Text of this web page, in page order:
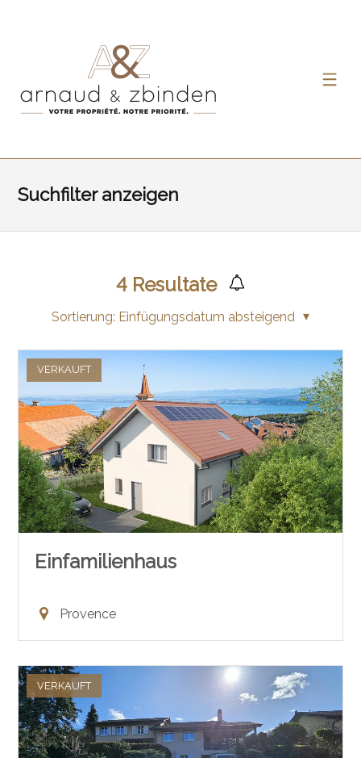
Suchfilter anzeigen
4 Resultate
Sortierung: Einfügungsdatum absteigend
VERKAUFT
Einfamilienhaus
Provence
VERKAUFT